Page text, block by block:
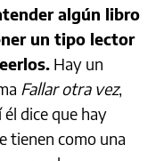
algún libro
un tipo lector
Hay un
Fallar otra vez,
dice que hay
tienen como una